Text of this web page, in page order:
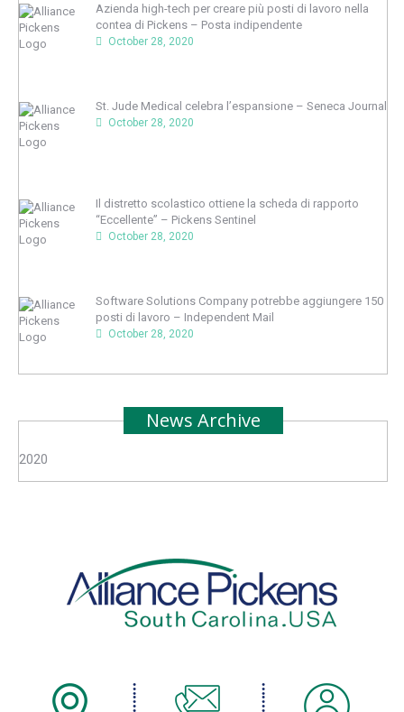
Azienda high-tech per creare più posti di lavoro nella
contea di Pickens – Posta indipendente
October 28, 2020
St. Jude Medical celebra l’espansione – Seneca Journal
October 28, 2020
Il distretto scolastico ottiene la scheda di rapporto
“Eccellente” – Pickens Sentinel
October 28, 2020
Software Solutions Company potrebbe aggiungere 150
posti di lavoro – Independent Mail
October 28, 2020
News Archive
2020